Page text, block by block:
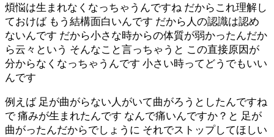
煩悩は生まれなくなっちゃうんですね だからこれ理解し
ておけば もう結構面白いんです だから人の認識は認め
ないんです だから小さな時からの体質が弱かったんだか
ら云々という そんなこと言っちゃうと この直接原因が
分からなくなっちゃうんです 小さい時ってどうでもいい
んです
例えば 足が曲がらない人がいて曲がろうとしたんですね
で 痛みが生まれたんです なんで痛いんですか？と 足が
曲がったんだからでしょうに それでストップしてほしい